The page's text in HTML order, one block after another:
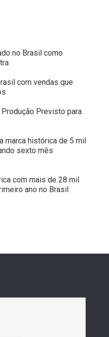
no Brasil como
com vendas que
Previsto para
marca histórica de 5 mil
sexto mês
com mais de 28 mil
ano no Brasil